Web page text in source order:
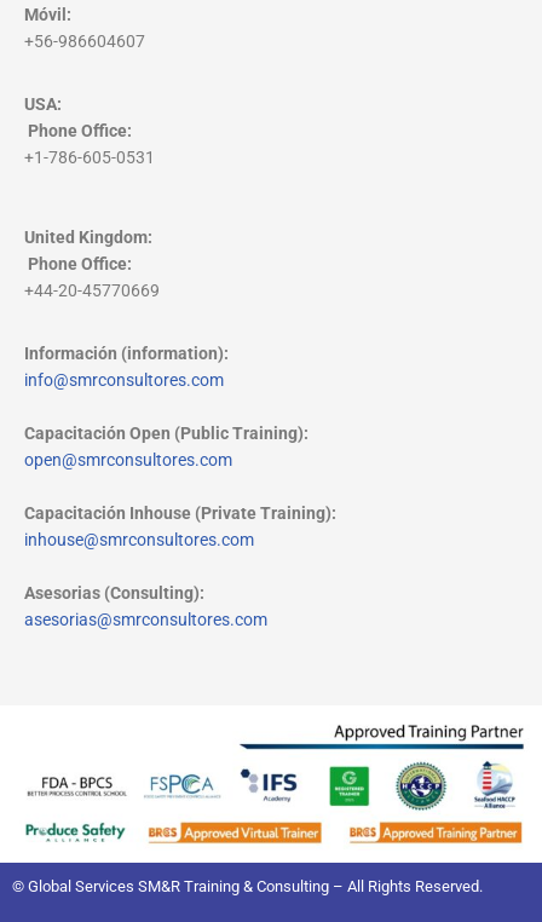
Móvil:
+56-986604607
USA:
Phone Office:
+1-786-605-0531
United Kingdom:
Phone Office:
+44-20-45770669
Información (information):
info@smrconsultores.com
Capacitación Open (Public Training):
open@smrconsultores.com
Capacitación Inhouse (Private Training):
inhouse@smrconsultores.com
Asesorias (Consulting):
asesorias@smrconsultores.com
© Global Services SM&R Training & Consulting – All Rights Reserved.